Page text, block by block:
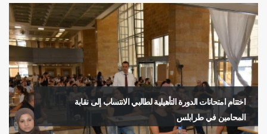
اختتام امتحانات الدورة التأهيلية لطالبي الانتساب إلى نقابة
المحامين في طرابلس